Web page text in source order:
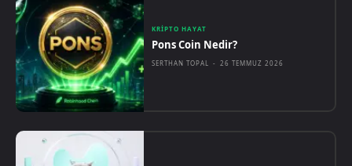
KRIPTO HAYAT
Pons Coin Nedir?
SERTHAN TOPAL - 26 TEMMUZ 2026